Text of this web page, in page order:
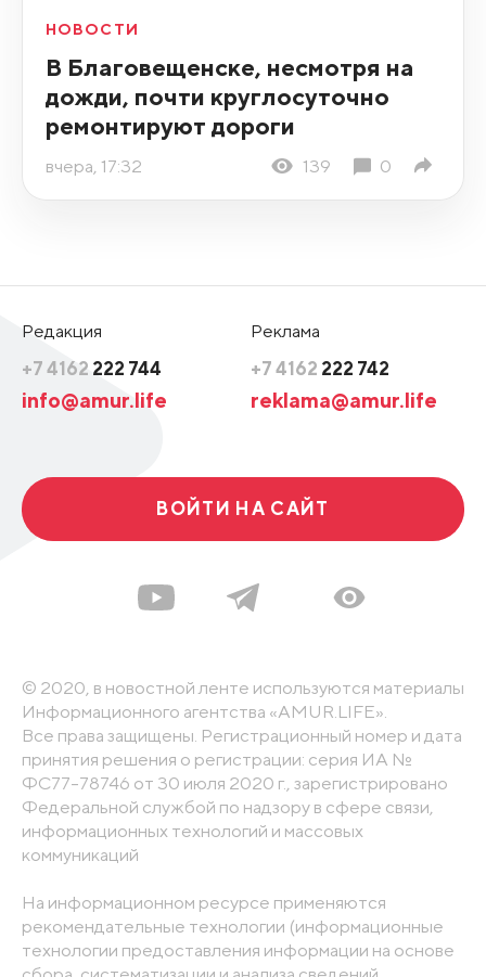
НОВОСТИ
В Благовещенске, несмотря на
дожди, почти круглосуточно
ремонтируют дороги
вчера, 17:32 139 0
Редакция
+7 4162 222 744
info@amur.life
Реклама
+7 4162 222 742
reklama@amur.life
ВОЙТИ НА САЙТ
© 2020, в новостной ленте используются материалы
Информационного агентства «AMUR.LIFE».
Все права защищены. Регистрационный номер и дата
принятия решения о регистрации: серия ИА №
ФС77-78746 от 30 июля 2020 г., зарегистрировано
Федеральной службой по надзору в сфере связи,
информационных технологий и массовых
коммуникаций
На информационном ресурсе применяются
рекомендательные технологии (информационные
технологии предоставления информации на основе